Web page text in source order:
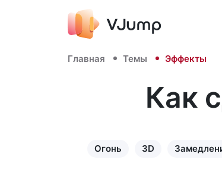
Главная Темы Эффекты
Как
Огонь 3D